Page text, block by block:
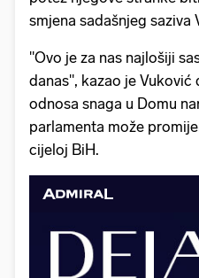
smjena sadašnjeg saziva
"Ovo je za nas najlošiji
danas", kazao je
odnosa snaga u Domu
parlamenta može
cijeloj BiH.